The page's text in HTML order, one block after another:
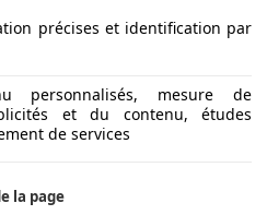
précises et identification par
personnalisés, mesure de
et du contenu, études
de services
la page